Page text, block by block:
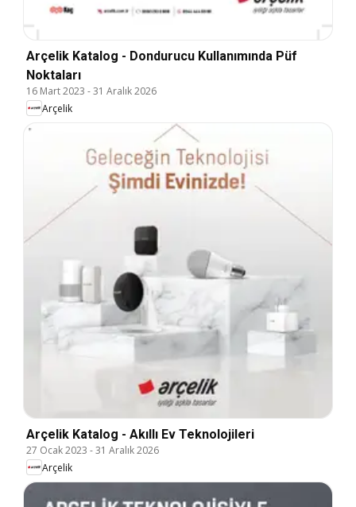
Arçelik Katalog - Dondurucu Kullanımında Püf
Noktaları
16 Mart 2023 -31 Aralık 2026
Arçelik
Arçelik Katalog - Akıllı Ev Teknolojileri
27 Ocak 2023 -31 Aralık 2026
Arçelik